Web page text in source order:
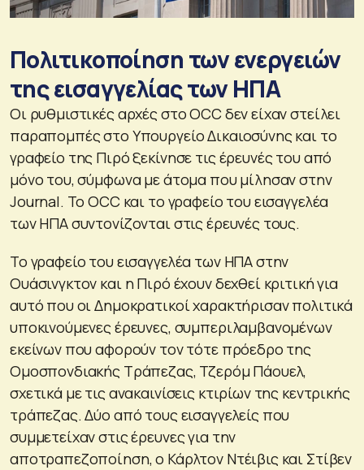
Πολιτικοποίηση των ενεργειών
της εισαγγελίας των ΗΠΑ
Οι ρυθμιστικές αρχές στο OCC δεν είχαν στείλει
παραπομπές στο Υπουργείο Δικαιοσύνης και το
γραφείο της Πιρό ξεκίνησε τις έρευνές του από
μόνο του, σύμφωνα με άτομα που μίλησαν στην
Journal. Το OCC και το γραφείο του εισαγγελέα
των ΗΠΑ συντονίζονται στις έρευνές τους.
Το γραφείο του εισαγγελέα των ΗΠΑ στην
Ουάσινγκτον και η Πιρό έχουν δεχθεί κριτική για
αυτό που οι Δημοκρατικοί χαρακτήρισαν πολιτικά
υποκινούμενες έρευνες, συμπεριλαμβανομένων
εκείνων που αφορούν τον τότε πρόεδρο της
Ομοσπονδιακής Τράπεζας, Τζερόμ Πάουελ,
σχετικά με τις ανακαινίσεις κτιρίων της κεντρικής
τράπεζας. Δύο από τους εισαγγελείς που
συμμετείχαν στις έρευνες για την
αποτραπεζοποίηση, ο Κάρλτον Ντέιβις και Στίβεν